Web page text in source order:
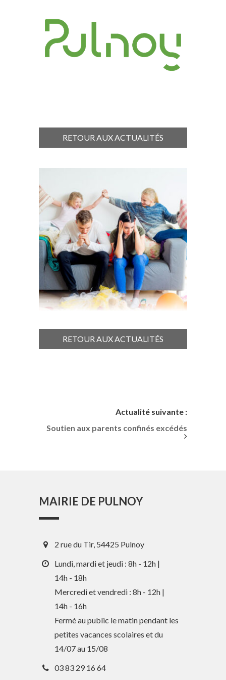
RETOUR AUX ACTUALITÉS
RETOUR AUX ACTUALITÉS
Actualité suivante :
Soutien aux parents confinés excédés
Guide des activités et services
MAIRIE DE PULNOY
2 rue du Tir, 54425 Pulnoy
Lundi, mardi et jeudi : 8h - 12h |
14h - 18h
Mercredi et vendredi : 8h - 12h |
14h - 16h
Fermé au public le matin pendant les
petites vacances scolaires et du
14/07 au 15/08
03 83 29 16 64